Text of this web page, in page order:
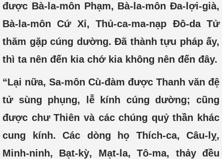
được Bà-la-môn Phạm, Bà-la-môn Đa-lợi-già,
Bà-la-môn Cứ Xỉ, Thủ-ca-ma-nạp Đô-da Tử
thăm gặp cúng dường. Đã thành tựu pháp ấy,
thì ta nên đến kia chớ kia không nên đến đây.
“Lại nữa, Sa-môn Cù-đàm được Thanh văn đệ
tử sùng phụng, lễ kính cúng dường; cũng
được chư Thiên và các chúng quỷ thần khác
cung kính. Các dòng họ Thích-ca, Câu-lỵ,
Minh-ninh, Bạt-kỳ, Mạt-la, Tô-ma, thảy đều